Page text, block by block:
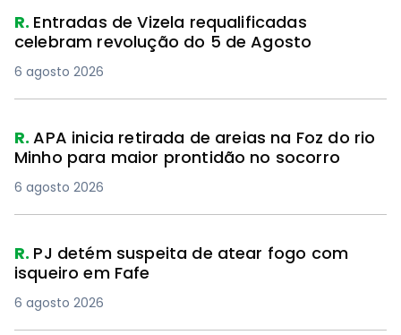
R. Entradas de Vizela requalificadas
celebram revolução do 5 de Agosto
6 agosto 2026
R.APA inicia retirada de areias na Foz do rio
Minho para maior prontidão no socorro
6 agosto 2026
R. PJ detém suspeita de atear fogo com
isqueiro em Fafe
6 agosto 2026